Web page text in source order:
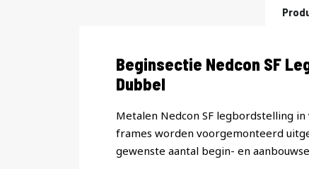
Productomschrijving
Beginsectie Nedcon SF
Dubbel
Metalen Nedcon SF legbordstelling
frames worden voorgemonteerd
gewenste aantal begin- en